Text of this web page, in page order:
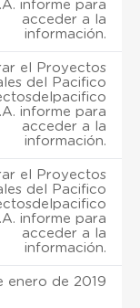
informe para
acceder a la
información.
el Proyectos
del Pacifico
informe para
acceder a la
información.
el Proyectos
del Pacifico
informe para
acceder a la
información.
enero de 2019